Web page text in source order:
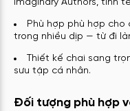
Imaginary Authors, tinh
Phù hợp phù hợp cho
trong nhiều dịp — từ đi
Thiết kế chai sang
sưu tập cá nhân.
Đối tượng phù hợp